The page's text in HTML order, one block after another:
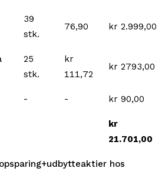
39
stk.
76,90 kr 2.999,00
25
stk.
kr
111,72
kr 2793,00
- - kr 90,00
kr
21.701,00
hos